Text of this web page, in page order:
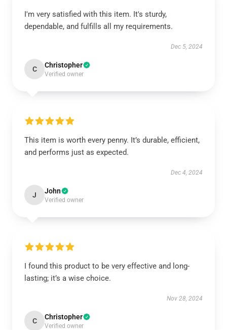
I'm very satisfied with this item. It's sturdy,
dependable, and fulfills all my requirements.
Dec 5, 2024
C Christopher
Verified owner
This item is worth every penny. It’s durable, efficient,
and performs just as expected.
Dec 4, 2024
J John
Verified owner
I found this product to be very effective and long-
lasting; it’s a wise choice.
Nov 28, 2024
C Christopher
Verified owner